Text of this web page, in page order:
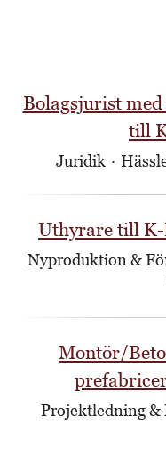
Bolagsjurist
till
Juridik ·
Uthyrare till K-
Nyproduktion &
Montör/
Projektledning &